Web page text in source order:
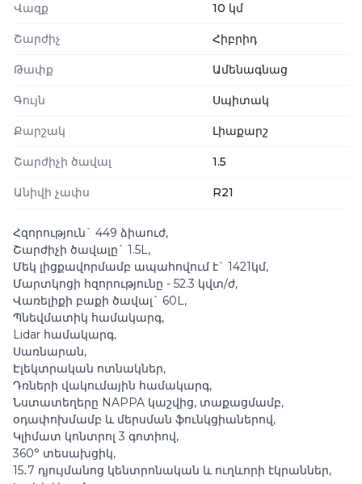
Վազք 10 կմ
Շարժիչ Հիբրիդ
Թափք Ամենագնաց
Գույն Սպիտակ
Քարշակ Լիաքարշ
Շարժիչի ծավալ 1.5
Անիվի չափս R21
Հզորություն` 449 ձիաուժ,
Շարժիչի ծավալը` 1.5L,
Մեկ լիցքավորմամբ ապահովում է` 1421կմ,
Մարտկոցի հզորությունը - 52.3 կվտ/ժ,
Վառելիքի բաքի ծավալ` 60L,
Պնեվմատիկ համակարգ,
Lidar համակարգ,
Սառնարան,
Էլեկտրական ոտնակներ,
Դռների վակումային համակարգ,
Նստատեղերը NAPPA կաշվից, տաքացմամբ,
օդափոխմամբ և մերսման ֆունկցիաներով,
Կլիմատ կոնտրոլ 3 գոտիով,
️360° տեսախցիկ,
15․7 դյույմանոց կենտրոնական և ուղևորի էկրաններ,